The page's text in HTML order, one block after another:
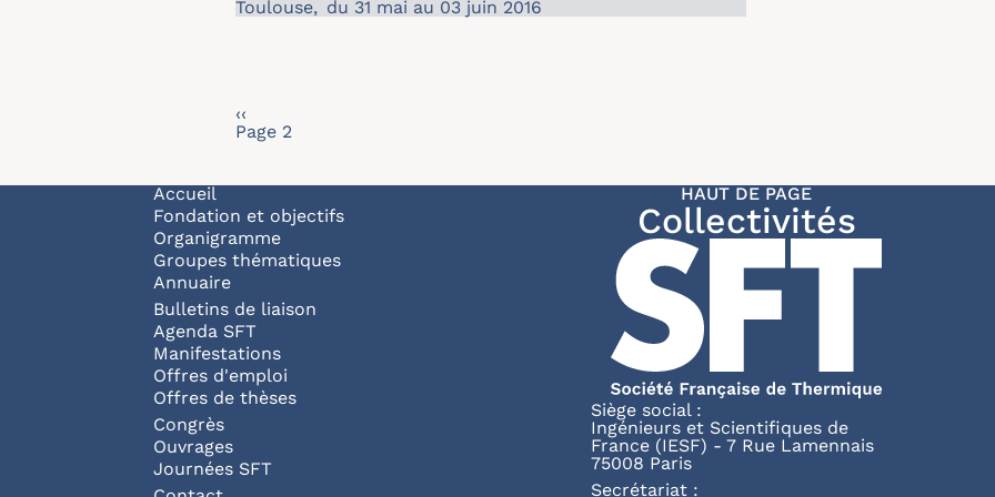
Toulouse, du 31 mai au 03 juin 2016
Pagination
Page précédente
‹‹
Page 2
Navigation principale
Accueil
Fondation et objectifs
Organigramme
Groupes thématiques
Annuaire
Bulletins de liaison
Agenda SFT
Manifestations
Offres d'emploi
Offres de thèses
Congrès
Ouvrages
Journées SFT
HAUT DE PAGE
Collectivités
Siège social :
Ingénieurs et Scientifiques de
France (IESF) - 7 Rue Lamennais
75008 Paris
Secrétariat :